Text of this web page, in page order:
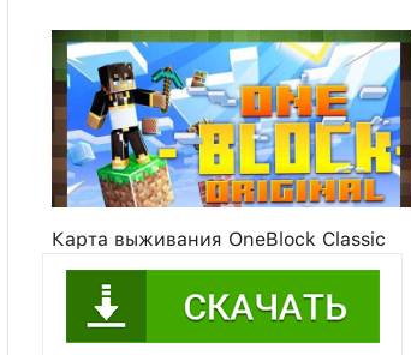
brandono JoaoZor jlccaires
Карта выживания OneBlock Classic